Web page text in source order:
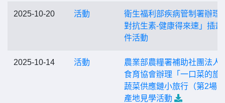
2025-10-20 活動
衛生福利部疾病管制署辦理
對抗生素-健康得來速」插畫
件活動
2025-10-14 活動
農業部農糧署補助社團法人
食育協會辦理「一口菜的旅
蔬菜供應鏈小旅行（第2場
產地見學活動